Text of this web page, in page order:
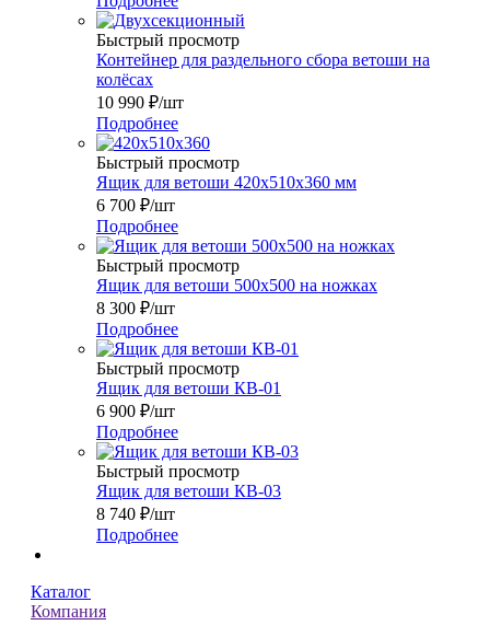
Быстрый просмотр
Контейнер для раздельного сбора ветоши на
колёсах
10 990 ₽/шт
Подробнее
Быстрый просмотр
Ящик для ветоши 420х510х360 мм
6 700 ₽/шт
Подробнее
Быстрый просмотр
Ящик для ветоши 500х500 на ножках
8 300 ₽/шт
Подробнее
Быстрый просмотр
Ящик для ветоши КВ-01
6 900 ₽/шт
Подробнее
Быстрый просмотр
Ящик для ветоши КВ-03
8 740 ₽/шт
Подробнее
Каталог
Компания